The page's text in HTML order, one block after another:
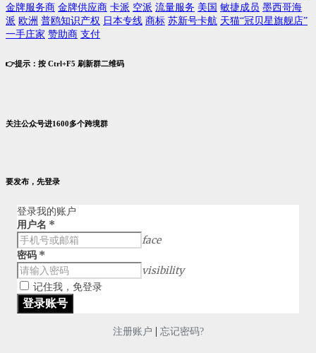
金牌服务商 金牌供应商 卡派 空派 流量服务 美国 敏捷成员 墨西哥海
派 欧洲 普鸥知识产权 日本专线 商标 苏新号卡航 天猫“冠贝星旗舰店”
一手庄家 赞助商 支付
👉提示：按 Ctrl+F5 刷新群二维码
关注公众号进1600多个跨境群
要发布，先登录
登录我的账户
用户名 *
face
密码 *
visibility
记住我，免登录
注册账户 | 忘记密码?